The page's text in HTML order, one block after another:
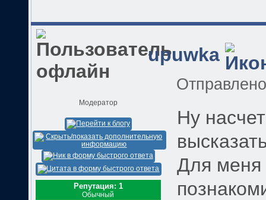
upuwka
Модератор
Репутация: 1
Обычный
Ну
Для меня